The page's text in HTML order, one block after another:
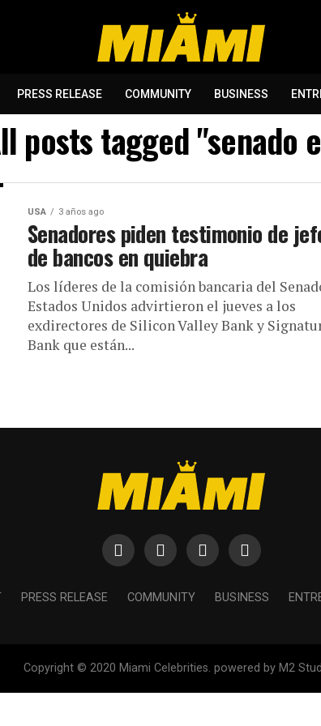
PRESS RELEASE COMMUNITY BUSINESS
posts tagged "senado
USA 3 años ago
Senadores piden testimonio de
de bancos en quiebra
Los líderes de la comisión bancaria del
Estados Unidos advirtieron el jueves a los
exdirectores de Silicon Valley Bank y
Bank que están...
PRESS RELEASE COMMUNITY BUSINESS
Copyright © 2020 Miami Celebrities. powered by M2